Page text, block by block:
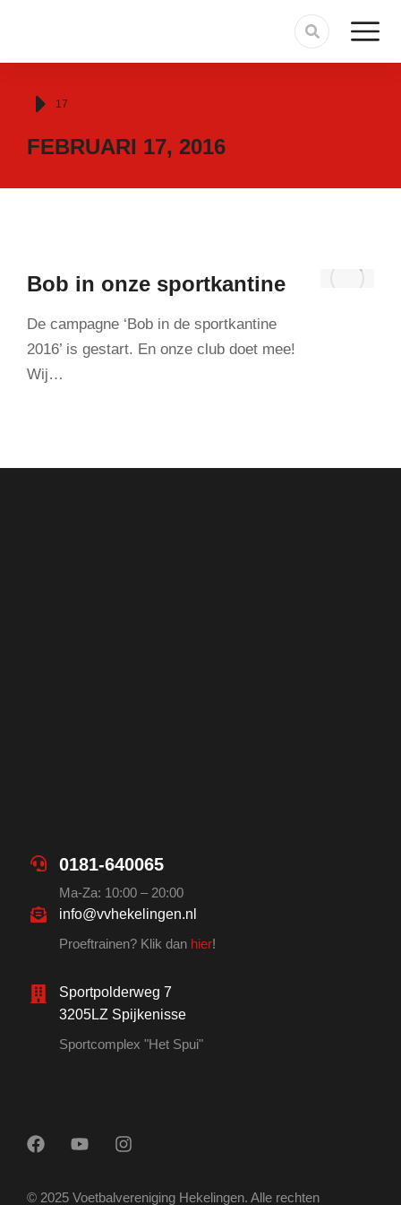
Je bent hier:
17
FEBRUARI 17, 2016
Bob in onze sportkantine
De campagne ‘Bob in de sportkantine
2016’ is gestart. En onze club doet mee!
Wij…
0181-640065
Ma-Za: 10:00 – 20:00
info@vvhekelingen.nl
Proeftrainen? Klik dan hier!
Sportpolderweg 7
3205LZ Spijkenisse
Sportcomplex "Het Spui"
© 2025 Voetbalvereniging Hekelingen. Alle rechten